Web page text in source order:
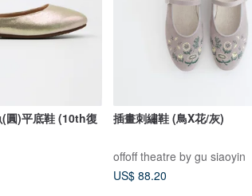
圓)平底鞋 (10th復
插畫刺繡鞋 (鳥X花/灰)
offoff theatre by gu siaoyin
US$ 88.20